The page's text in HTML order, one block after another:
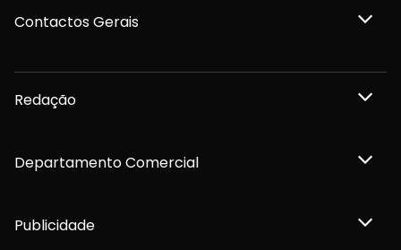
Contactos Gerais
Redação
Departamento Comercial
Publicidade